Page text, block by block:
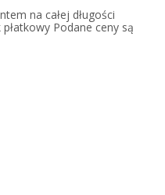
na całej długości
Podane ceny są